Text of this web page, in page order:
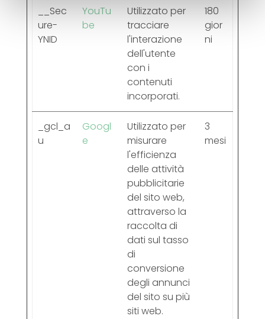
__Sec
ure-
YNID
YouTu
be
Utilizzato per
tracciare
l'interazione
dell'utente
con i
contenuti
incorporati.
180
gior
ni
_gcl_a
u
Googl
e
Utilizzato per
misurare
l'efficienza
delle attività
pubblicitarie
del sito web,
attraverso la
raccolta di
dati sul tasso
di
conversione
degli annunci
del sito su più
siti web.
3
mesi